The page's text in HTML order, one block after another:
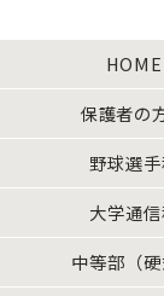
HOME
保護者の
野球選
大学通
中等部（硬